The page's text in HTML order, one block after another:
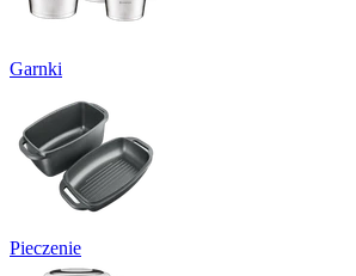
Garnki
Pieczenie